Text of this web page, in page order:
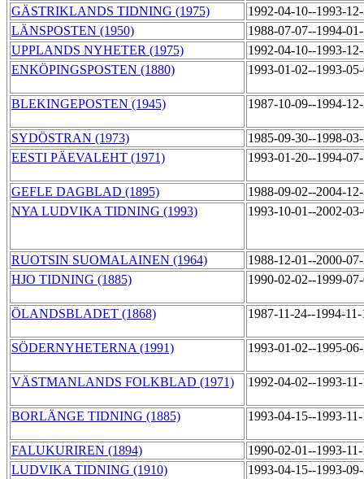
GÄSTRIKLANDS TIDNING (1975)
1992-04-10--1993-
LÄNSPOSTEN (1950)
1988-07-07--1994-
UPPLANDS NYHETER (1975)
1992-04-10--1993-
ENKÖPINGSPOSTEN (1880)
1993-01-02--1993-
BLEKINGEPOSTEN (1945) 1987-10-09--1994-
SYDÖSTRAN (1973)
1985-09-30--1998-
EESTI PÄEVALEHT (1971)
1993-01-20--1994-
GEFLE DAGBLAD (1895)
1988-09-02--2004-
NYA LUDVIKA TIDNING (1993)
1993-10-01--2002-
RUOTSIN SUOMALAINEN (1964)
1988-12-01--2000-
HJO TIDNING (1885)
1990-02-02--1999-
ÖLANDSBLADET (1868) 1987-11-24--1994-
SÖDERNYHETERNA (1991) 1993-01-02--1995-
VÄSTMANLANDS FOLKBLAD (1971) 1992-04-02--1993-
BORLÄNGE TIDNING (1885) 1993-04-15--1993-
FALUKURIREN (1894)
1990-02-01--1993-
LUDVIKA TIDNING (1910)
1993-04-15--1993-